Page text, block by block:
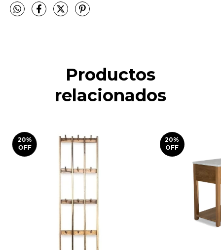
Productos
relacionados
20%
OFF
20%
OFF